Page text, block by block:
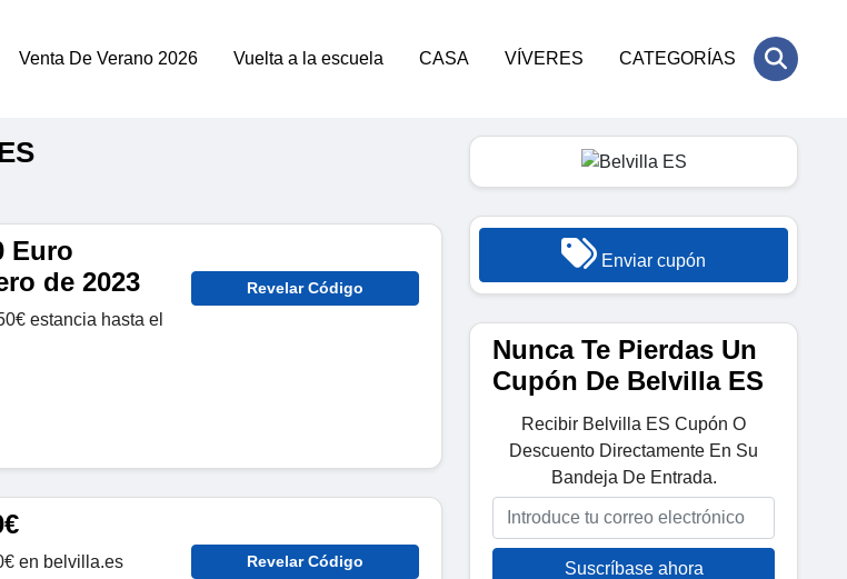
Venta De Verano 2026 Vuelta a la escuela CASA VÍVERES CATEGORÍAS
Euro
de 2023
estancia hasta el
Revelar Código
en belvilla.es Revelar Código
Enviar cupón
Nunca Te Pierdas Un
Cupón De Belvilla ES
Recibir Belvilla ES Cupón O
Descuento Directamente En Su
Bandeja De Entrada.
Suscríbase ahora